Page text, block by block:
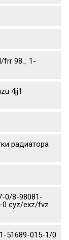
frr 98_ 1-
4jj1
радиатора
0/8-98081-
0 cyz/exz/fvz
51689-015-1/0